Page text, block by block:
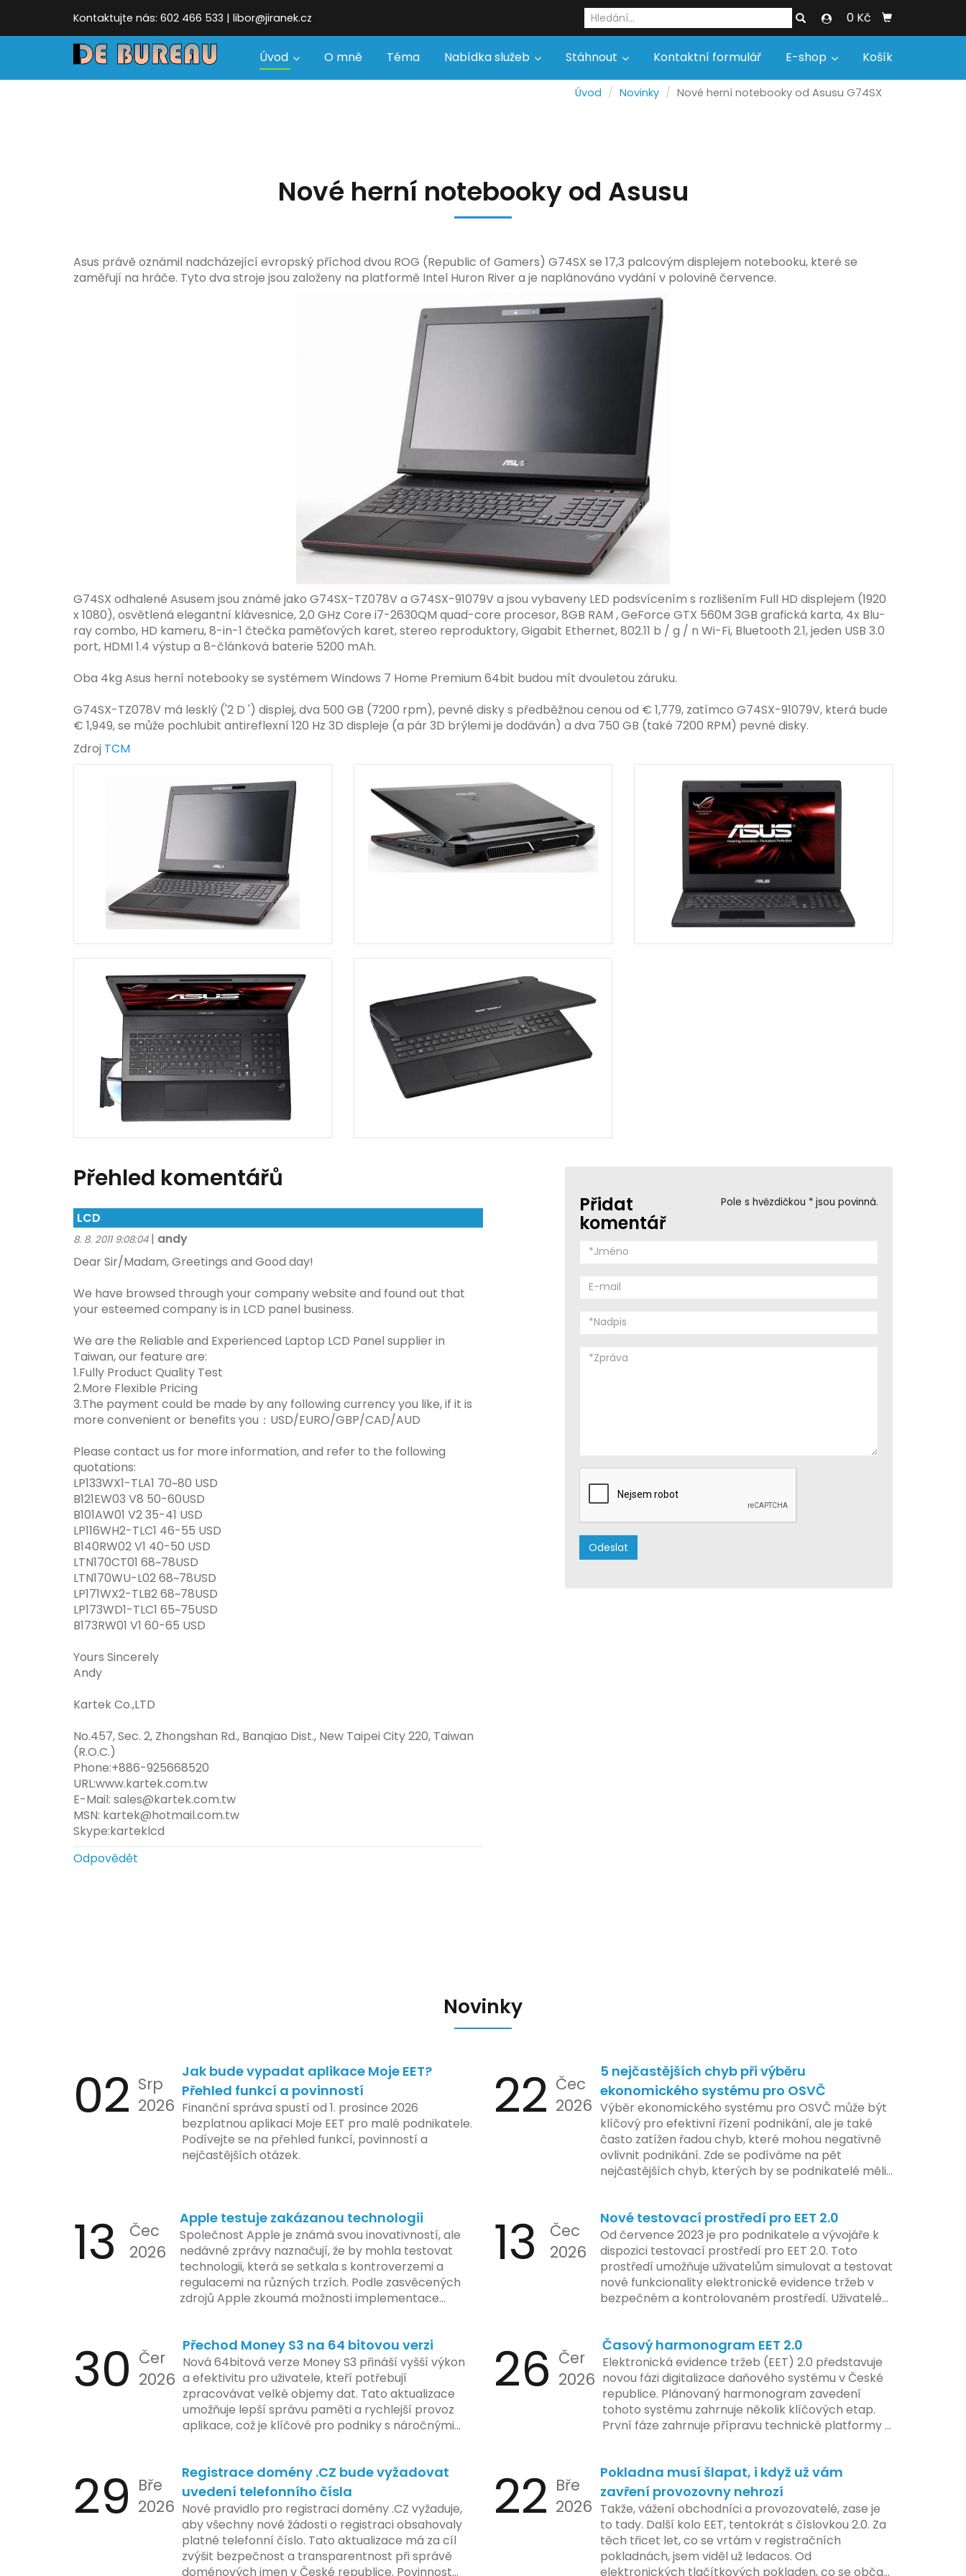
Kontaktujte nás: 602 466 533 | libor@jiranek.cz 0 Kč
Úvod O mně Téma Nabídka služeb Stáhnout Kontaktní formulář E-shop Košík
Úvod Novinky Nové herní notebooky od Asusu G74SX
Nové herní notebooky od Asusu
Asus právě oznámil nadcházející evropský příchod dvou ROG (Republic of Gamers) G74SX se 17,3 palcovým displejem notebooku, které se
zaměřují na hráče. Tyto dva stroje jsou založeny na platformě Intel Huron River a je naplánováno vydání v polovině července.
G74SX odhalené Asusem jsou známé jako G74SX-TZ078V a G74SX-91079V a jsou vybaveny LED podsvícením s rozlišením Full HD displejem (1920
x 1080), osvětlená elegantní klávesnice, 2,0 GHz Core i7-2630QM quad-core procesor, 8GB RAM , GeForce GTX 560M 3GB grafická karta, 4x Blu-
ray combo, HD kameru, 8-in-1 čtečka paměťových karet, stereo reproduktory, Gigabit Ethernet, 802.11 b / g / n Wi-Fi, Bluetooth 2.1, jeden USB 3.0
port, HDMI 1.4 výstup a 8-článková baterie 5200 mAh.
Oba 4kg Asus herní notebooky se systémem Windows 7 Home Premium 64bit budou mít dvouletou záruku.
G74SX-TZ078V má lesklý ('2 D ') displej, dva 500 GB (7200 rpm), pevné disky s předběžnou cenou od € 1,779, zatímco G74SX-91079V, která bude
€ 1,949, se může pochlubit antireflexní 120 Hz 3D displeje (a pár 3D brýlemi je dodáván) a dva 750 GB (také 7200 RPM) pevné disky.
Zdroj TCM
Pole s hvězdičkou * jsou povinná.
Přidat
komentář
Přehled komentářů
LCD
8. 8. 2011 9:08:04 | andy
Dear Sir/Madam, Greetings and Good day!
We have browsed through your company website and found out that
your esteemed company is in LCD panel business.
We are the Reliable and Experienced Laptop LCD Panel supplier in
Taiwan, our feature are:
1.Fully Product Quality Test
2.More Flexible Pricing
3.The payment could be made by any following currency you like, if it is
more convenient or benefits you：USD/EURO/GBP/CAD/AUD
Please contact us for more information, and refer to the following
quotations:
LP133WX1-TLA1 70~80 USD
B121EW03 V8 50-60USD
B101AW01 V2 35-41 USD
LP116WH2-TLC1 46-55 USD
B140RW02 V1 40-50 USD
LTN170CT01 68~78USD
LTN170WU-L02 68~78USD
LP171WX2-TLB2 68~78USD
LP173WD1-TLC1 65~75USD
B173RW01 V1 60-65 USD
Yours Sincerely
Andy
Kartek Co.,LTD
No.457, Sec. 2, Zhongshan Rd., Banqiao Dist., New Taipei City 220, Taiwan
(R.O.C.)
Phone:+886-925668520
URL:www.kartek.com.tw
E-Mail: sales@kartek.com.tw
MSN: kartek@hotmail.com.tw
Skype:karteklcd
Odpovědět
Novinky
02 Srp
2026
Jak bude vypadat aplikace Moje EET?
Přehled funkcí a povinností
Finanční správa spustí od 1. prosince 2026
bezplatnou aplikaci Moje EET pro malé podnikatele.
Podívejte se na přehled funkcí, povinností a
nejčastějších otázek.
22 Čec
2026
5 nejčastějších chyb při výběru
ekonomického systému pro OSVČ
Výběr ekonomického systému pro OSVČ může být
klíčový pro efektivní řízení podnikání, ale je také
často zatížen řadou chyb, které mohou negativně
ovlivnit podnikání. Zde se podíváme na pět
nejčastějších chyb, kterých by se podnikatelé měli
13
Čec
2026
Apple testuje zakázanou technologii
Společnost Apple je známá svou inovativností, ale
nedávné zprávy naznačují, že by mohla testovat
technologii, která se setkala s kontroverzemi a
regulacemi na různých trzích. Podle zasvěcených
zdrojů Apple zkoumá možnosti implementace
se zaměřuje na pokročilé sledování uživatelských
aktivit, což vyvolalo obavy ohledně soukromí a
ochrany dat uživatelů. Zatímco Apple tvrdí, že
veškeré jejich inovace kladou důraz na bezpečnost
a ochranu spotřebitelů, regulační orgány různých
zemí jsou na pozoru a sledují vývoj celého případu
časové ose zavedení této technologie.
13
Čec
2026
Nové testovací prostředí pro EET 2.0
Od července 2023 je pro podnikatele a vývojáře k
dispozici testovací prostředí pro EET 2.0. Toto
prostředí umožňuje uživatelům simulovat a testovat
nové funkcionality elektronické evidence tržeb v
bezpečném a kontrolovaném prostředí. Uživatelé
zavedení nového systému.
30 Čer
2026
Přechod Money S3 na 64 bitovou verzi
Nová 64bitová verze Money S3 přináší vyšší výkon
a efektivitu pro uživatele, kteří potřebují
zpracovávat velké objemy dat. Tato aktualizace
umožňuje lepší správu paměti a rychlejší provoz
aplikace, což je klíčové pro podniky s náročnými
26 Čer
2026
Časový harmonogram EET 2.0
Elektronická evidence tržeb (EET) 2.0 představuje
novou fázi digitalizace daňového systému v České
republice. Plánovaný harmonogram zavedení
tohoto systému zahrnuje několik klíčových etap.
První fáze zahrnuje přípravu technické platformy a
umožní adaptaci systémů a rozšíření podpory pro
podnikatele, přičemž všechny potřebné
technologie by měly být dostupné k testování v
rámci pilotního programu. Druhá fáze, plánovaná
na první pololetí následujícího roku, je zaměřena
na školení a edukaci uživatelů, včetně přípravy
materiálů a školení pro zaměstnavatele a účetní
29 Bře
2026
Registrace domény .CZ bude vyžadovat
uvedení telefonního čísla
Nové pravidlo pro registraci domény .CZ vyžaduje,
aby všechny nové žádosti o registraci obsahovaly
platné telefonní číslo. Tato aktualizace má za cíl
zvýšit bezpečnost a transparentnost při správě
doménových jmen v České republice. Povinnost
22 Bře
2026
Pokladna musí šlapat, i když už vám
zavření provozovny nehrozí
Takže, vážení obchodníci a provozovatelé, zase je
to tady. Další kolo EET, tentokrát s číslovkou 2.0. Za
těch třicet let, co se vrtám v registračních
pokladnách, jsem viděl už ledacos. Od
elektronických tlačítkových pokladen, co se občas